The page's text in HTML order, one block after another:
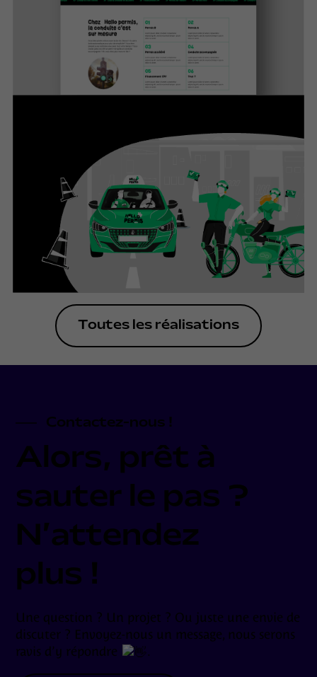
Toutes les réalisations
Contactez-nous !
Alors, prêt à
sauter le pas ?
N’attendez
plus !
Une question ? Un projet ? Ou juste une envie de
discuter ? Envoyez-nous un message, nous serons
ravis d’y répondre
.